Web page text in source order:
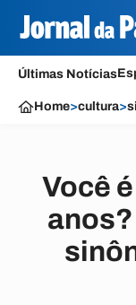
Últimas Notícias
Home>cultura>
Você